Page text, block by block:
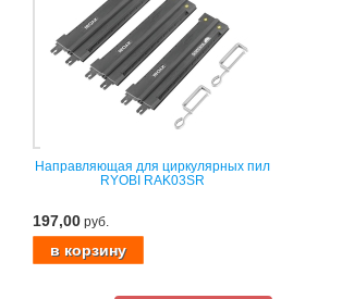
Направляющая для циркулярных пил
RYOBI RAK03SR
197,00 руб.